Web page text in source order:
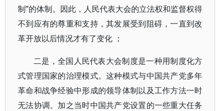
制”的体制。因此，人民代表大会的立法权和监督权得
不到应有的尊重和支持，其发展受到阻碍，一直到改
革开放以后情况才有了变化 ；
二是，全国人民代表大会制度是一种用制度化方
式管理国家的治理模式。这种模式与中国共产党多年
革命和战争经验中形成的领导体制以及工作方法一时
无法协调。加之当时中国共产党设置的一些重大任务